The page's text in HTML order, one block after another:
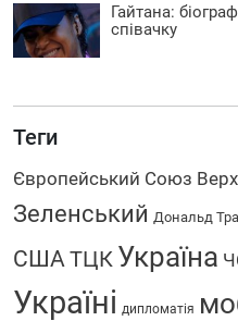
Гайтана:
співачку
Теги
Європейський Союз
Зеленський Дональд
США ТЦК Україна
Україні дипломатія